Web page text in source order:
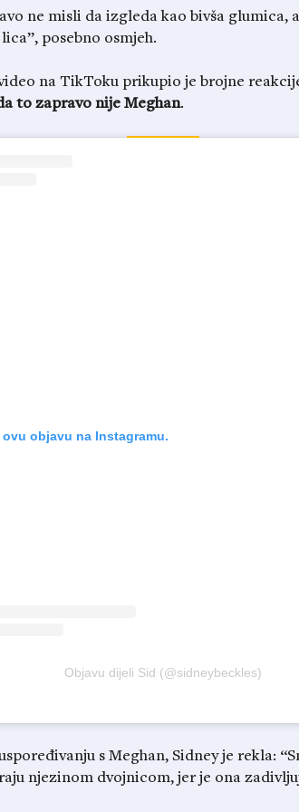
ne misli da izgleda kao bivša glumica,
posebno osmjeh.
na TikToku prikupio je brojne
to zapravo nije Meghan.
objavu na Instagramu.
Objavu dijeli Sid (@sidneybeckles)
s Meghan, Sidney je rekla:
njezinom dvojnicom, jer je ona